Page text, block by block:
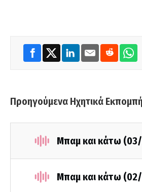
Προηγούμενα Ηχητικά
Μπαμ και κάτω
Μπαμ και κάτω